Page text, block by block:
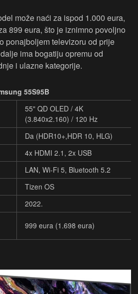
može naći za ispod 1.000 eura,
899 eura, što je iznimno povoljno
ponajboljem televizoru od prije
ima bogatiju opremu od
i ulazne kategorije.
55S95B
55" QD OLED / 4K
(3.840x2.160) / 120 Hz
Da (HDR10+,HDR 10, HLG)
4x HDMI 2.1, 2x USB
LAN, Wi-Fi 5, Bluetooth 5.2
Tizen OS
2022.
999 eura (1.698 eura)